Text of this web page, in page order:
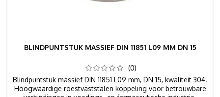
BLINDPUNTSTUK MASSIEF DIN 11851 L09 MM DN 15
(0)
Blindpuntstuk massief DIN 11851 L09 mm, DN 15, kwaliteit 304.
Hoogwaardige roestvaststalen koppeling voor betrouwbare